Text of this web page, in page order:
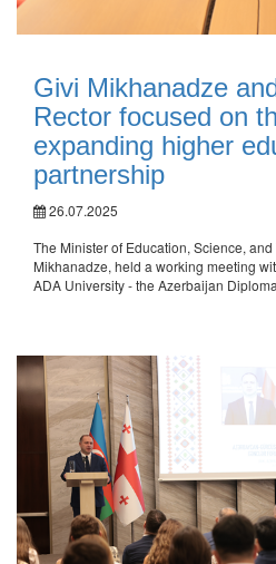
Givi Mikhanadze
Rector focused on
expanding higher
partnership
26.07.2025
The Minister of Education, Science,
Mikhanadze, held a working meeting
ADA University - the Azerbaijan